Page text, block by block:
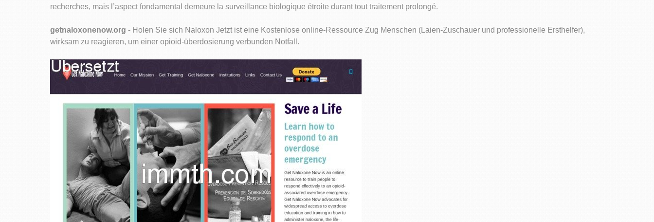
recherches, mais l’aspect fondamental demeure la surveillance biologique étroite durant tout traitement prolongé.
getnaloxonenow.org - Holen Sie sich Naloxon Jetzt ist eine Kostenlose online-Ressource Zug Menschen (Laien-Zuschauer und professionelle Ersthelfer),
wirksam zu reagieren, um einer opioid-überdosierung verbunden Notfall.